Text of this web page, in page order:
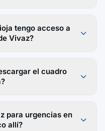
tengo acceso a
Vivaz?
el cuadro
para urgencias en
allí?